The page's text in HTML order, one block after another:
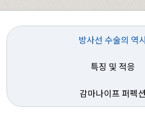
방사선 수술의 역
특징 및 적응
감마나이프 퍼펙션